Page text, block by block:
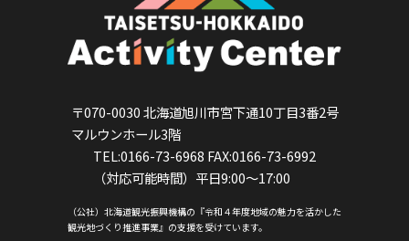
〒070-0030 北海道旭川市宮下通10丁目3番2号
マルウンホール3階
TEL:0166-73-6968 FAX:0166-73-6992
（対応可能時間）平日9:00～17:00
（公社）北海道観光振興機構の『令和４年度地域の魅力を活かした
観光地づくり推進事業』の支援を受けています。